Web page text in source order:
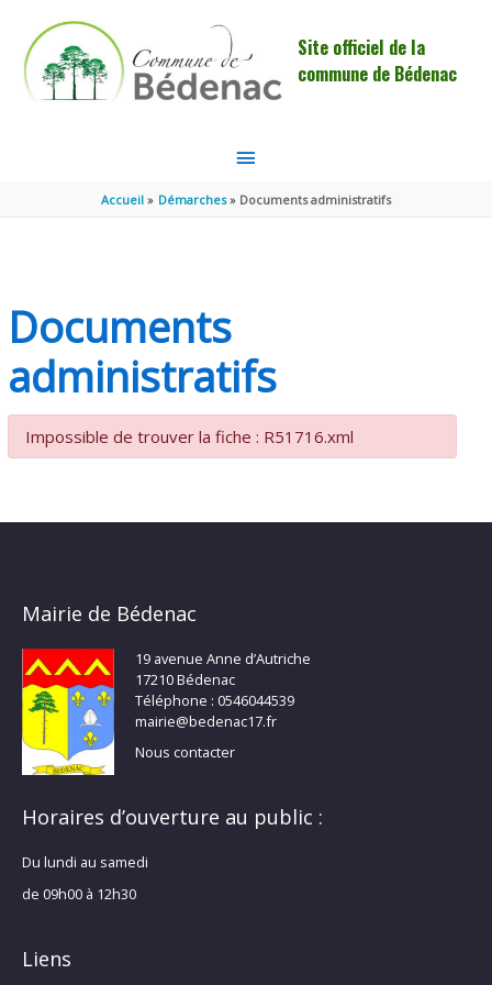
Site officiel de la
commune de Bédenac
MENU
PRINCIPAL
Accueil Démarches Documents administratifs
Documents
administratifs
Impossible de trouver la fiche : R51716.xml
Mairie de Bédenac
19 avenue Anne d’Autriche
17210 Bédenac
Téléphone : 0546044539
mairie@bedenac17.fr
Nous contacter
Horaires d’ouverture au public :
Du lundi au samedi
de 09h00 à 12h30
Liens